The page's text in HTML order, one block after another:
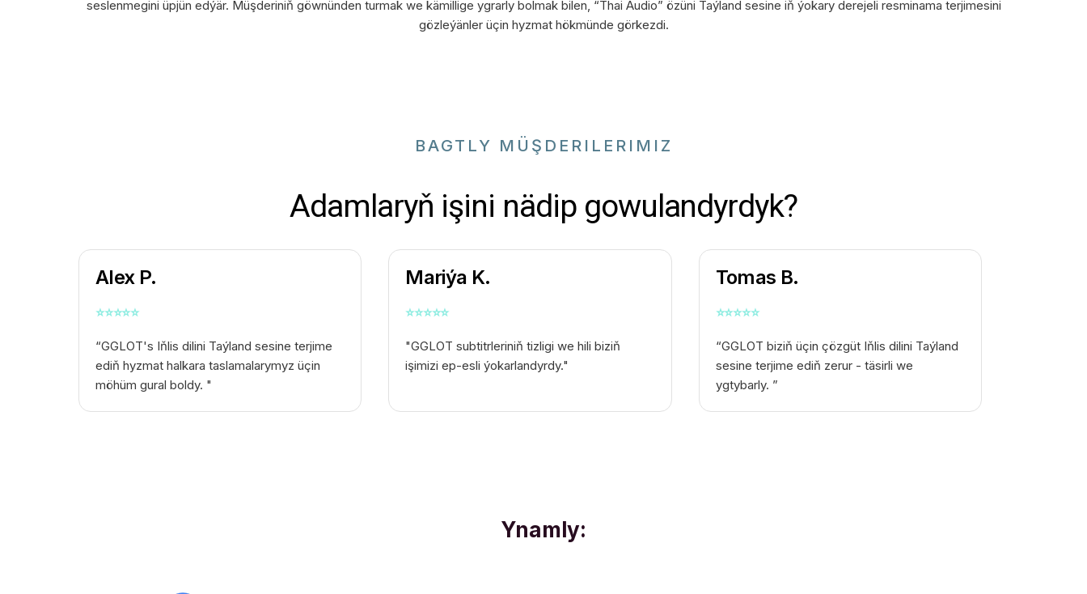
seslenmegini üpjün edýär. Müşderiniň göwnünden turmak we kämillige ygrarly bolmak bilen, “Thai Audio” özüni Taýland sesine iň ýokary derejeli resminama terjimesini
gözleýänler üçin hyzmat hökmünde görkezdi.
BAGTLY MÜŞDERILERIMIZ
Adamlaryň işini nädip gowulandyrdyk?
Alex P.
⭐⭐⭐⭐⭐
“GGLOT's Iňlis dilini Taýland sesine terjime
ediň hyzmat halkara taslamalarymyz üçin
möhüm gural boldy. "
Mariýa K.
⭐⭐⭐⭐⭐
"GGLOT subtitrleriniň tizligi we hili biziň
işimizi ep-esli ýokarlandyrdy."
Tomas B.
⭐⭐⭐⭐⭐
“GGLOT biziň üçin çözgüt Iňlis dilini Taýland
sesine terjime ediň zerur - täsirli we
ygtybarly. ”
Ynamly: